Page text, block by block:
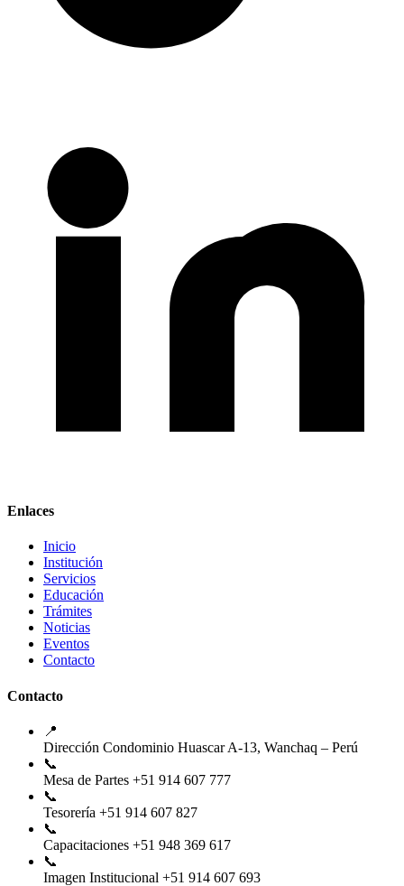
Enlaces
Inicio
Institución
Servicios
Educación
Trámites
Noticias
Eventos
Contacto
Contacto
📍
Dirección Condominio Huascar A-13, Wanchaq – Perú
📞
Mesa de Partes +51 914 607 777
📞
Tesorería +51 914 607 827
📞
Capacitaciones +51 948 369 617
📞
Imagen Institucional +51 914 607 693